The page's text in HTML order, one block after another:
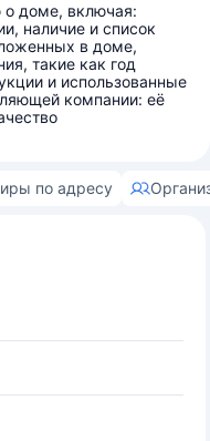
доме, включая:
наличие и список
в доме,
такие как год
и использованные
компании: её
по адресу